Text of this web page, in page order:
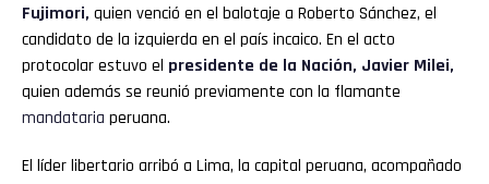
Fujimori, quien venció en el balotaje a Roberto Sánchez, el
candidato de la izquierda en el país incaico. En el acto
protocolar estuvo el presidente de la Nación, Javier Milei,
quien además se reunió previamente con la flamante
mandataria peruana.
El líder libertario arribó a Lima, la capital peruana, acompañado